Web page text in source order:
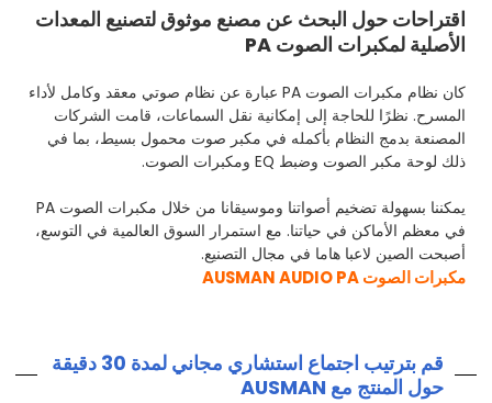
اقتراحات حول البحث عن مصنع موثوق لتصنيع المعدات
الأصلية لمكبرات الصوت PA
كان نظام مكبرات الصوت PA عبارة عن نظام صوتي معقد وكامل لأداء
المسرح. نظرًا للحاجة إلى إمكانية نقل السماعات، قامت الشركات
المصنعة بدمج النظام بأكمله في مكبر صوت محمول بسيط، بما في
ذلك لوحة مكبر الصوت وضبط EQ ومكبرات الصوت.
يمكننا بسهولة تضخيم أصواتنا وموسيقانا من خلال مكبرات الصوت PA
في معظم الأماكن في حياتنا. مع استمرار السوق العالمية في التوسع،
أصبحت الصين لاعبا هاما في مجال التصنيع.
مكبرات الصوت AUSMAN AUDIO PA
قم بترتيب اجتماع استشاري مجاني لمدة 30 دقيقة
حول المنتج مع AUSMAN